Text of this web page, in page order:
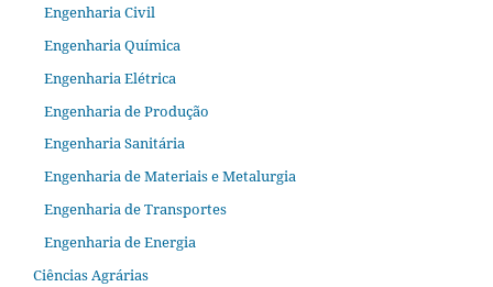
Engenharia Civil
Engenharia Química
Engenharia Elétrica
Engenharia de Produção
Engenharia Sanitária
Engenharia de Materiais e Metalurgia
Engenharia de Transportes
Engenharia de Energia
Ciências Agrárias